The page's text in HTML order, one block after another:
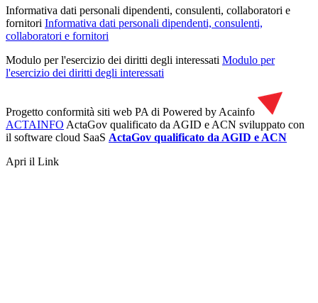
Informativa dati personali dipendenti, consulenti, collaboratori e
fornitori Informativa dati personali dipendenti, consulenti,
collaboratori e fornitori
Modulo per l'esercizio dei diritti degli interessati Modulo per
l'esercizio dei diritti degli interessati
Progetto conformità siti web PA di Powered by Acainfo
ACTAINFO ActaGov qualificato da AGID e ACN sviluppato con
il software cloud SaaS ActaGov qualificato da AGID e ACN
Apri il Link